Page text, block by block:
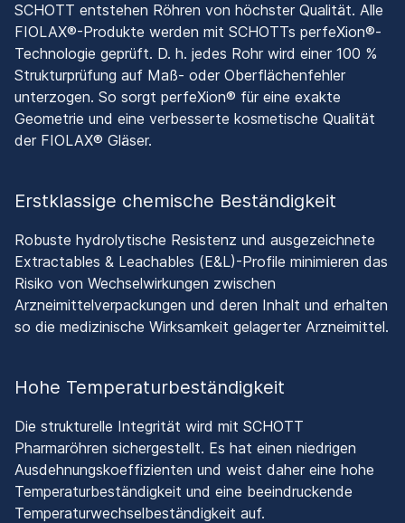
SCHOTT entstehen Röhren von höchster Qualität. Alle
FIOLAX®-Produkte werden mit SCHOTTs perfeXion®-
Technologie geprüft. D. h. jedes Rohr wird einer 100 %
Strukturprüfung auf Maß- oder Oberflächenfehler
unterzogen. So sorgt perfeXion® für eine exakte
Geometrie und eine verbesserte kosmetische Qualität
der FIOLAX® Gläser.
Erstklassige chemische Beständigkeit
Robuste hydrolytische Resistenz und ausgezeichnete
Extractables & Leachables (E&L)-Profile minimieren das
Risiko von Wechselwirkungen zwischen
Arzneimittelverpackungen und deren Inhalt und erhalten
so die medizinische Wirksamkeit gelagerter Arzneimittel.
Hohe Temperaturbeständigkeit
Die strukturelle Integrität wird mit SCHOTT
Pharmaröhren sichergestellt. Es hat einen niedrigen
Ausdehnungskoeffizienten und weist daher eine hohe
Temperaturbeständigkeit und eine beeindruckende
Temperaturwechselbeständigkeit auf.